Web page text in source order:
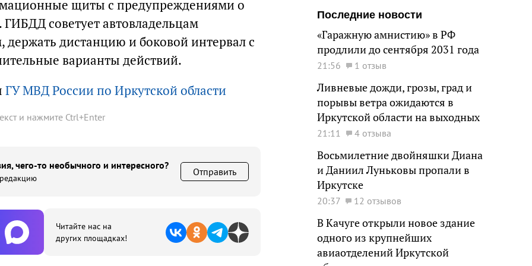
щиты с предупреждениями о
советует автовладельцам
держать дистанцию и боковой интервал с
варианты действий.
ГУ МВД России по Иркутской области
и нажмите Ctrl+Enter
чего-то необычного и интересного?
Отправить
Читайте нас на
других площадках!
Последние новости
«Гаражную амнистию» в РФ
продлили до сентября 2031 года
21:56 1 отзыв
Ливневые дожди, грозы, град и
порывы ветра ожидаются в
Иркутской области на выходных
21:11 4 отзыва
Восьмилетние двойняшки Диана
и Даниил Луньковы пропали в
Иркутске
20:37 12 отзывов
В Качуге открыли новое здание
одного из крупнейших
авиаотделений Иркутской